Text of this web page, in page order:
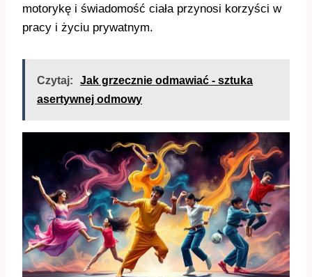
motorykę i świadomość ciała przynosi korzyści w
pracy i życiu prywatnym.
Czytaj:
Jak grzecznie odmawiać - sztuka
asertywnej odmowy